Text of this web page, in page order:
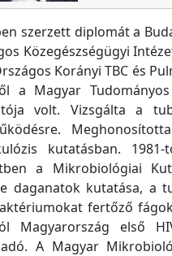
szerzett diplomát a
Közegészségügyi
Korányi TBC és
a Magyar
volt. Vizsgálta a
kutatásban.
a Mikrobiológiai
daganatok kutatása, a
fertőző
Magyarország első
A Magyar